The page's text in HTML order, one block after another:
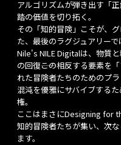
アルゴリズムが弾き出す「
踏の価値を切り拓く。
その「知的冒険」こそが、
た、最後のラグジュアリーで
Nile's NILE Digitalは、物質
の回復――この相反する要素を
れた冒険者たちのためのプラ
混沌を優雅にサバイブする
権。
ここはまさにDesigning for
知的冒険者たちが集い、次
ます。